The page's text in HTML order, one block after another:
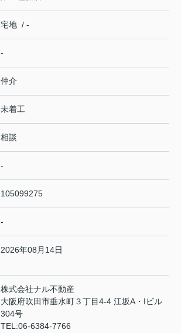
宅地 / -
-
仲介
未着工
相談
-
105099275
-
2026年08月14日
株式会社ナル不動産
大阪府吹田市垂水町３丁目4-4 江坂A・Iビル
304号
TEL:06-6384-7766